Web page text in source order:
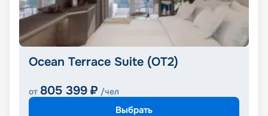
Ocean Terrace Suite (OT2)
от 805 399 ₽ /чел
Выбрать